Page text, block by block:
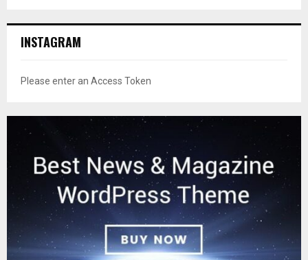
INSTAGRAM
Please enter an Access Token